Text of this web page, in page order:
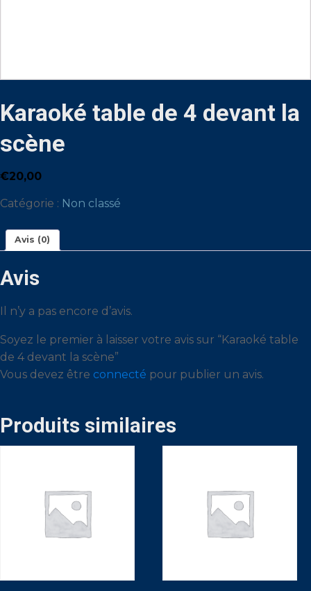
Karaoké table de 4 devant la
scène
€20,00
Catégorie : Non classé
Avis (0)
Avis
Il n’y a pas encore d’avis.
Soyez le premier à laisser votre avis sur “Karaoké table
de 4 devant la scène”
Vous devez être connecté pour publier un avis.
Produits similaires